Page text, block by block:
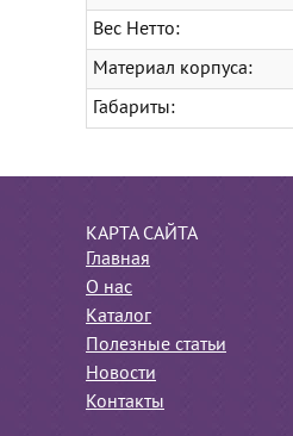
Вес Нетто:
Материал корпуса:
Габариты:
КАРТА САЙТА
Главная
О нас
Каталог
Полезные статьи
Новости
Контакты